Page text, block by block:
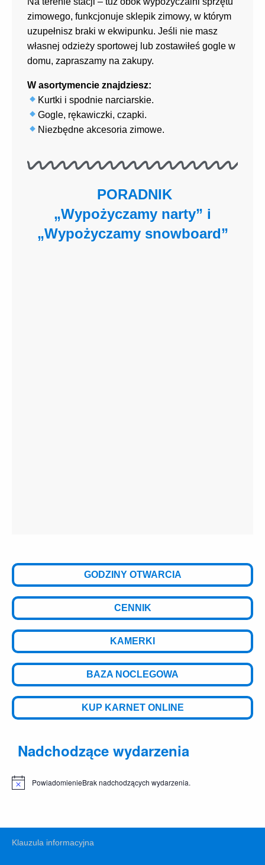
zimowego, funkcjonuje sklepik zimowy, w którym
uzupełnisz braki w ekwipunku. Jeśli nie masz
własnej odzieży sportowej lub zostawiłeś gogle w
domu, zapraszamy na zakupy.
W asortymencie znajdziesz:
Kurtki i spodnie narciarskie.
Gogle, rękawiczki, czapki.
Niezbędne akcesoria zimowe.
PORADNIK
„Wypożyczamy narty” i
„Wypożyczamy snowboard”
GODZINY OTWARCIA
CENNIK
KAMERKI
BAZA NOCLEGOWA
KUP KARNET ONLINE
Nadchodzące wydarzenia
PowiadomienieBrak nadchodzących wydarzenia.
Klauzula informacyjna